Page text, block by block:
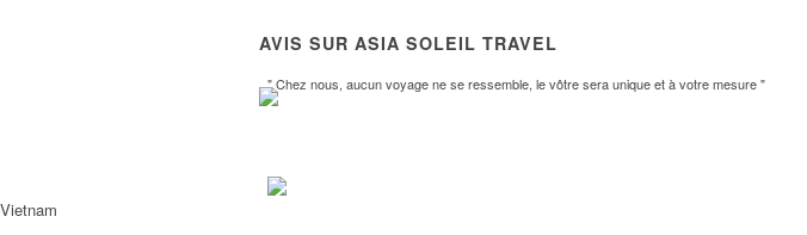
" Chez nous, aucun voyage ne se ressemble, le vôtre sera unique et à votre mesure "
AVIS SUR ASIA SOLEIL TRAVEL
Vietnam